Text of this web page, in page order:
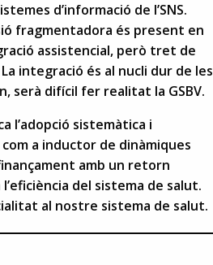
d’informació de l’SNS.
fragmentadora és present en
assistencial, però tret de
integració és al nucli dur de les
serà difícil fer realitat la GSBV.
l’adopció sistemàtica i
a inductor de dinàmiques
amb un retorn
del sistema de salut.
al nostre sistema de salut.